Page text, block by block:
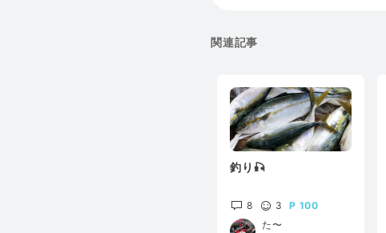
関連記事
釣り🎣
8 3
100
た〜